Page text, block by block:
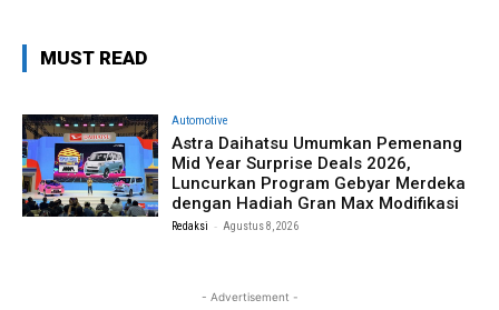
MUST READ
Automotive
Astra Daihatsu Umumkan Pemenang
Mid Year Surprise Deals 2026,
Luncurkan Program Gebyar Merdeka
dengan Hadiah Gran Max Modifikasi
Redaksi - Agustus 8, 2026
- Advertisement -